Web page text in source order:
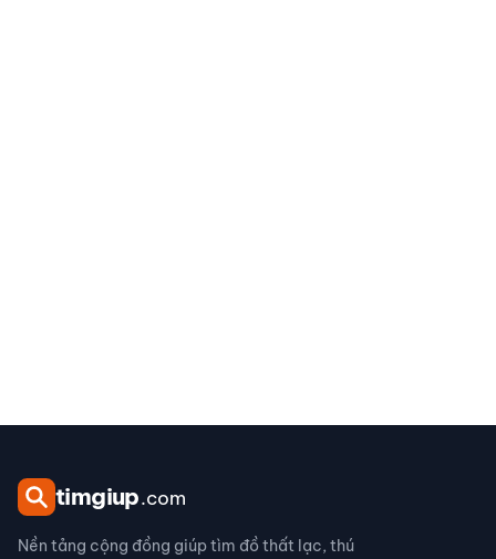
timgiup.com
Nền tảng cộng đồng giúp tìm đồ thất lạc, thú